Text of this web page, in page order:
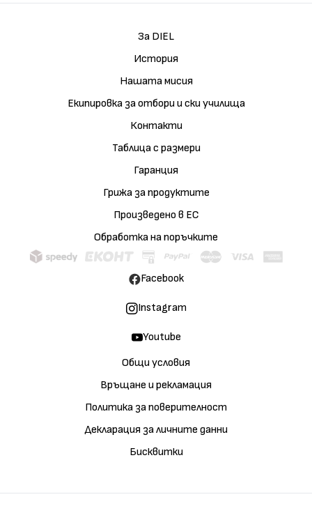
За DIEL
История
Нашата мисия
Екипировка за отбори и ски училища
Контакти
Таблица с размери
Гаранция
Грижа за продуктите
Произведено в ЕС
Обработка на поръчките
Общи условия
Връщане и рекламация
Политика за поверителност
Декларация за личните данни
Бисквитки
Facebook
Instagram
Youtube